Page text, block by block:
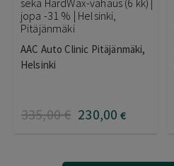
sekä HardWax-vahaus (6 kk) |
jopa -31 % | Helsinki,
Pitäjänmäki
AAC Auto Clinic Pitäjänmäki,
Helsinki
335,00€ 230,00 €